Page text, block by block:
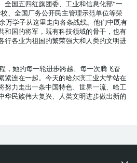
全国五四红旗团委、工业和信息化部“一
、全国厂务公开民主管理示范单位等荣
万学子从这里走向各条战线。他们中既有
和国的将军，既有科技领域的骨干，也有
行各业为祖国的繁荣强大和人类的文明进
，她的每一轮进步跨越、每一次腾飞奋
紧连在一起。今天的哈尔滨工业大学站在
努力走出一条中国特色、世界一流、哈工
华民族伟大复兴、人类文明进步做出新的